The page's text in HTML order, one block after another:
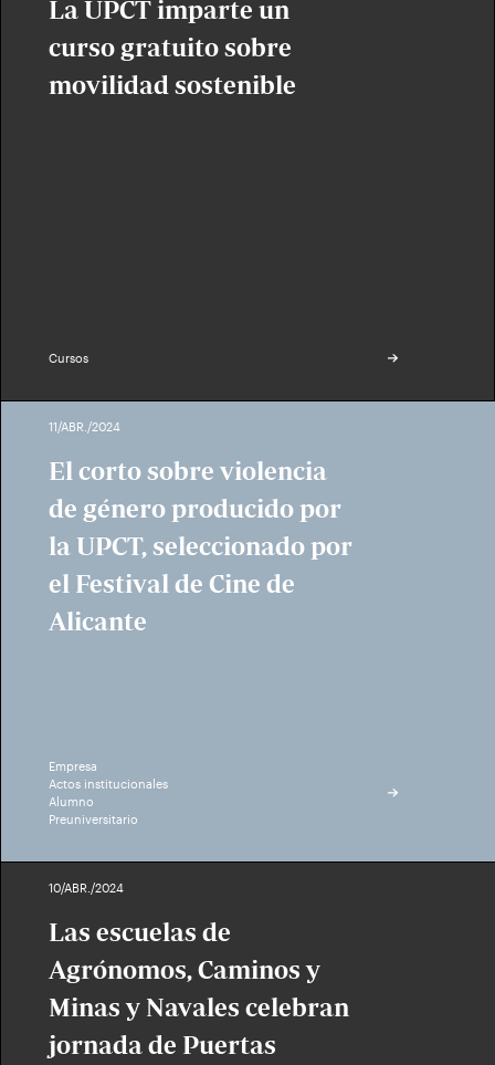
La UPCT imparte un
curso gratuito sobre
movilidad sostenible
Cursos
11/ABR./2024
El corto sobre violencia
de género producido por
la UPCT, seleccionado por
el Festival de Cine de
Alicante
Empresa
Actos institucionales
Alumno
Preuniversitario
10/ABR./2024
Las escuelas de
Agrónomos, Caminos y
Minas y Navales celebran
jornada de Puertas